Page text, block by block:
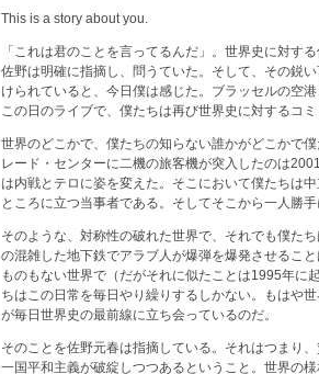
This is a story about you.
「これは君のことを言ってるんだ」。世界史に対す
佐野は明確に指摘し、問うていた。そして、その鋭
けられていると、今日僕は感じた。ブラッセルの空
この日のライブで、僕たちは再び世界史に対するコ
世界のどこかで、僕たちの知らない誰かがどこかで
レード・センターに二機の旅客機が突入したのは
は内戦とテロに姿を変えた。そこにおいて僕たちは
ところに立つ当事者である。そしてそこから一人勝
そのような、対称性の破れた世界で、それでも僕た
の混雑した地下鉄でアラブ人が爆弾を爆発させるこ
ものもない世界で（だがそれに似たことは1995年に
ちはこの日常を毎日やり繰りするしかない。もはや
が毎日世界史の最前線に立ち会っているのだ。
そのことを佐野元春は指摘している。それはつまり
一国平和主義が破綻しつつあるということ。世界の